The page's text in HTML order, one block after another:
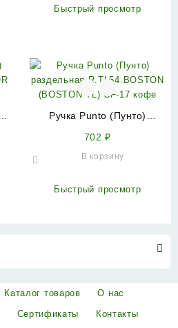
Быстрый просмотр
Ручка Punto (Пунто)
TL) CF-17 кофе
702₽
В корзину
Быстрый просмотр
Каталог товаров
О нас
Сертификаты
Контакты